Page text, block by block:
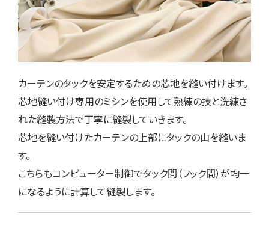
カーテンのタックを安定するための芯地を縫い付けます。
芯地縫い付け専用のミシンを使用して熟練の技と洗練さ
れた縫製方法で丁寧に縫製していきます。
芯地を縫い付けたカーテンの上部にタックの山を縫いま
す。
こちらもコンピューター制御でタック間（フック間）が均一
になるように計算して縫製します。